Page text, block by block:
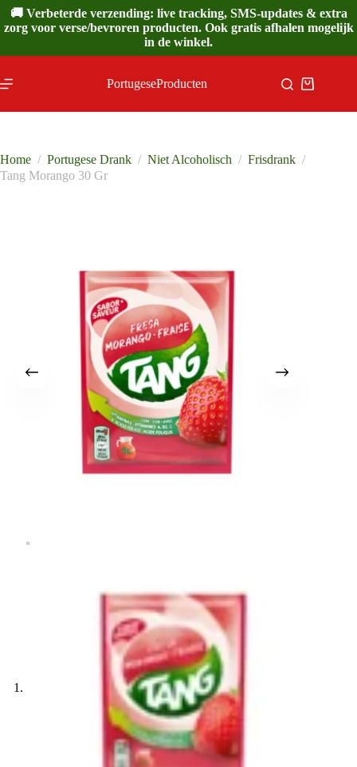
Ga
naar
de
🚚 Verbeterde verzending: live tracking, SMS-updates & extra
zorg voor verse/bevroren producten. Ook gratis afhalen mogelijk
in de winkel.
PortugeseProducten
Home / Portugese Drank / Niet Alcoholisch / Frisdrank /
Tang Morango 30 Gr